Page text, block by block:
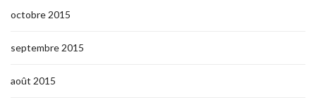
octobre 2015
septembre 2015
août 2015